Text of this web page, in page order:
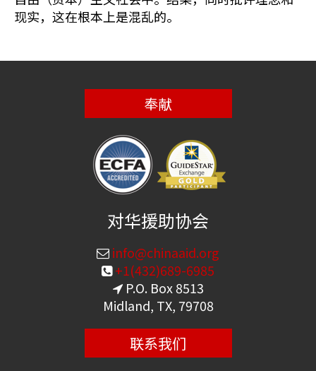
现实，这在根本上是混乱的。
奉献
对华援助协会
info@chinaaid.org
+1(432)689-6985
P.O. Box 8513
Midland, TX, 79708
联系我们